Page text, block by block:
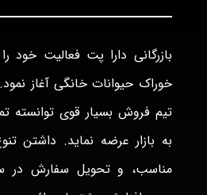
بازرگانی دارا پت فعاليت خود
خوراک حيوانات خانگی آغاز
تيم فروش بسيار قوی توانسته
به بازار عرضه نمايد. داشتن
مناسب، و تحويل سفارش در